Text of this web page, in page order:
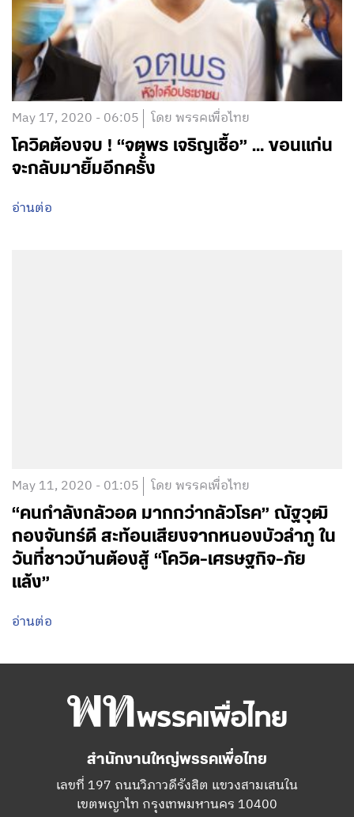
อ่านต่อ
May 11, 2020 - 01:05 โดย พรรคเพื่อไทย
“คนกำลังกลัวอด มากกว่ากลัวโรค” ณัฐวุฒิ
กองจันทร์ดี สะท้อนเสียงจากหนองบัวลำภู ใน